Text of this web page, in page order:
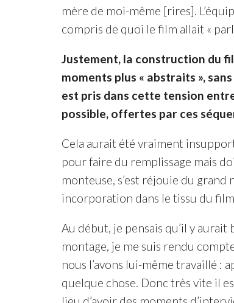
mère de moi-même [rires].
compris de quoi le film allait «
Justement, la construction du
moments plus « abstraits »,
est pris dans cette tension entre
possible, offertes par ces
Cela aurait été vraiment
pour faire du remplissage mais
monteuse, s’est réjouie du
incorporation dans le tissu du
Au début, je pensais qu’il y aurait
montage, je me suis rendu
nous l’avons lui-même travaillé :
quelque chose. Donc très vite il